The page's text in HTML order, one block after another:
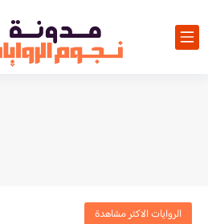
الروايات الاكثر مشاهدة